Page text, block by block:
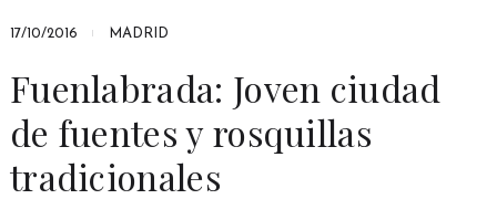
17/10/2016 MADRID
Fuenlabrada: Joven ciudad
de fuentes y rosquillas
tradicionales